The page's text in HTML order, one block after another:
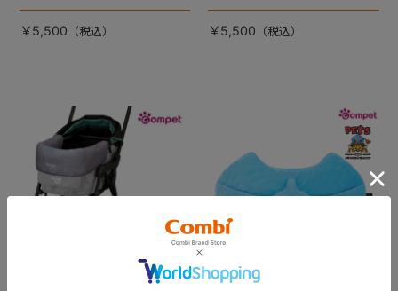
しゃれに・かわいく・かっこ
よく！
￥5,500
しゃれに・かわいく・かっこ
よく！
￥5,500